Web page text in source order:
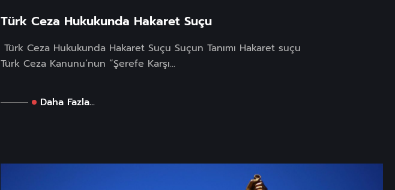
Türk Ceza Hukukunda Hakaret Suçu
Türk Ceza Hukukunda Hakaret Suçu Suçun Tanımı Hakaret suçu
Türk Ceza Kanunu’nun “Şerefe Karşı...
Daha Fazla...